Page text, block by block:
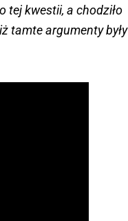
tej kwestii, a chodziło
tamte argumenty były